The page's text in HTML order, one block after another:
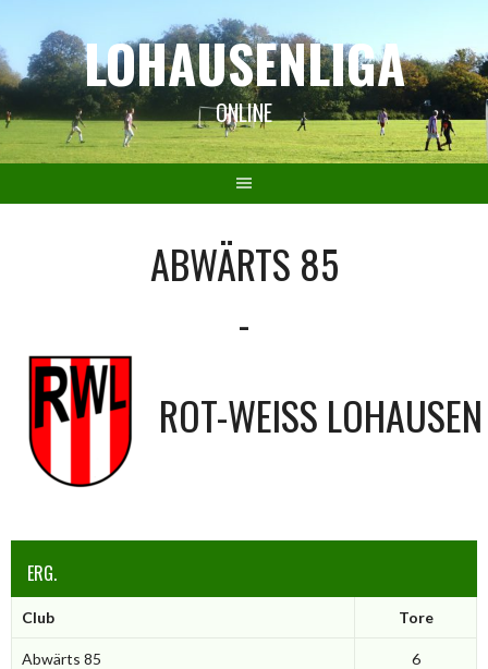
Inhalt
LOHAUSENLIGA
ONLINE
ABWÄRTS 85
-
ROT-WEISS LOHAUSEN
ERG.
Club Tore
Abwärts 85 6